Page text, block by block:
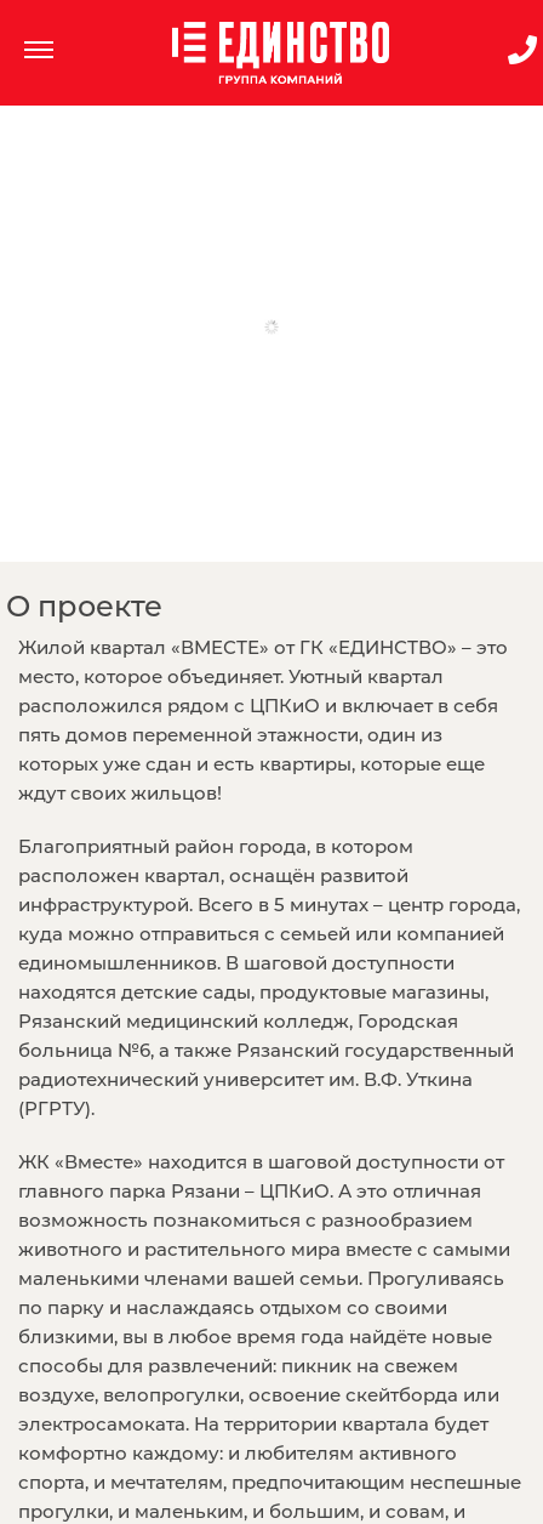
О проекте
Жилой квартал «ВМЕСТЕ» от ГК «ЕДИНСТВО» – это
место, которое объединяет. Уютный квартал
расположился рядом с ЦПКиО и включает в себя
пять домов переменной этажности, один из
которых уже сдан и есть квартиры, которые еще
ждут своих жильцов!
Благоприятный район города, в котором
расположен квартал, оснащён развитой
инфраструктурой. Всего в 5 минутах – центр города,
куда можно отправиться с семьей или компанией
единомышленников. В шаговой доступности
находятся детские сады, продуктовые магазины,
Рязанский медицинский колледж, Городская
больница №6, а также Рязанский государственный
радиотехнический университет им. В.Ф. Уткина
(РГРТУ).
ЖК «Вместе» находится в шаговой доступности от
главного парка Рязани – ЦПКиО. А это отличная
возможность познакомиться с разнообразием
животного и растительного мира вместе с самыми
маленькими членами вашей семьи. Прогуливаясь
по парку и наслаждаясь отдыхом со своими
близкими, вы в любое время года найдёте новые
способы для развлечений: пикник на свежем
воздухе, велопрогулки, освоение скейтборда или
электросамоката. На территории квартала будет
комфортно каждому: и любителям активного
спорта, и мечтателям, предпочитающим неспешные
прогулки, и маленьким, и большим, и совам, и